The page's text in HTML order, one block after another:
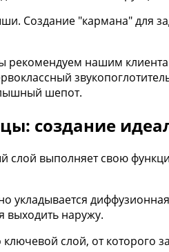
нашим
шепот.
создание
выполняет свою
укладывается
выходить наружу.
слой, от